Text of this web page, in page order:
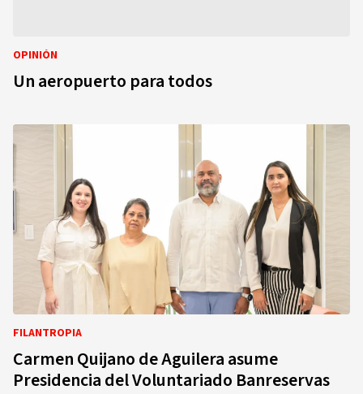
OPINIÓN
Un aeropuerto para todos
FILANTROPIA
Carmen Quijano de Aguilera asume
Presidencia del Voluntariado Banreservas